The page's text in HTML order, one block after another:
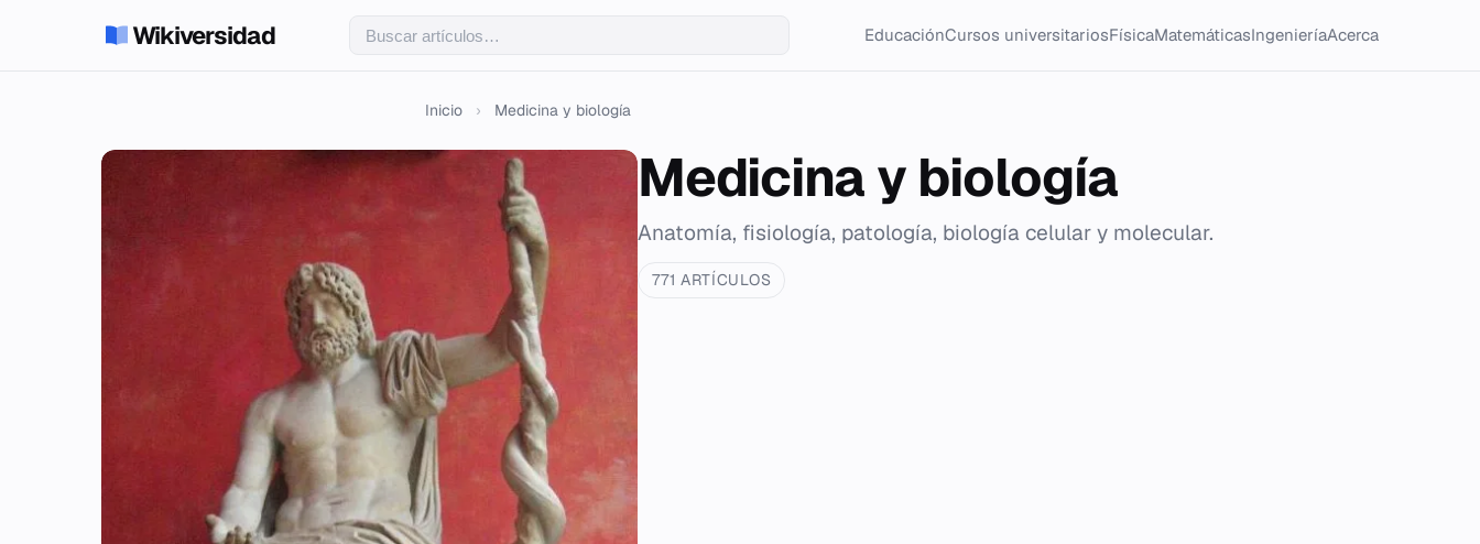
Wikiversidad EducaciónCursos universitariosFísicaMatemáticasIngenieríaAcerca
Inicio › Medicina y biología
Medicina y biología
Anatomía, fisiología, patología, biología celular y molecular.
771 ARTÍCULOS